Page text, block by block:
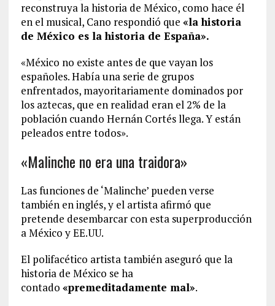
reconstruya la historia de México, como hace él
en el musical, Cano respondió que «la historia
de México es la historia de España».
«México no existe antes de que vayan los
españoles. Había una serie de grupos
enfrentados, mayoritariamente dominados por
los aztecas, que en realidad eran el 2% de la
población cuando Hernán Cortés llega. Y están
peleados entre todos».
«Malinche no era una traidora»
Las funciones de ‘Malinche’ pueden verse
también en inglés, y el artista afirmó que
pretende desembarcar con esta superproducción
a México y EE.UU.
El polifacético artista también aseguró que la
historia de México se ha
contado «premeditadamente mal».